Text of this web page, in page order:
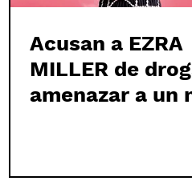
Acusan a EZRA
MILLER de
amenazar a un